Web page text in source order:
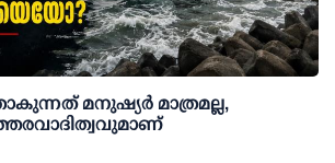
മനുഷ്യർ മാത്രമല്ല,